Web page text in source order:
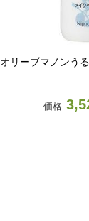
オリーブマノンう
価格